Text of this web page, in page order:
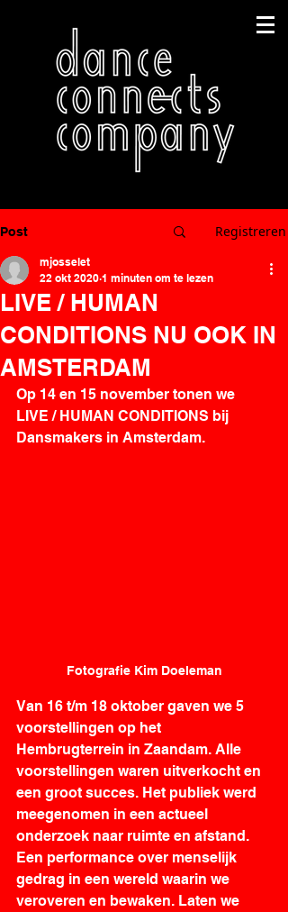
Post Registreren
LIVE / HUMAN
CONDITIONS NU OOK IN
AMSTERDAM
mjosselet
22 okt 2020 1 minuten om te lezen
Op 14 en 15 november tonen we
LIVE / HUMAN CONDITIONS bij
Dansmakers in Amsterdam.
Fotografie Kim Doeleman
Van 16 t/m 18 oktober gaven we 5
voorstellingen op het
Hembrugterrein in Zaandam. Alle
voorstellingen waren uitverkocht en
een groot succes. Het publiek werd
meegenomen in een actueel
onderzoek naar ruimte en afstand.
Een performance over menselijk
gedrag in een wereld waarin we
veroveren en bewaken. Laten we